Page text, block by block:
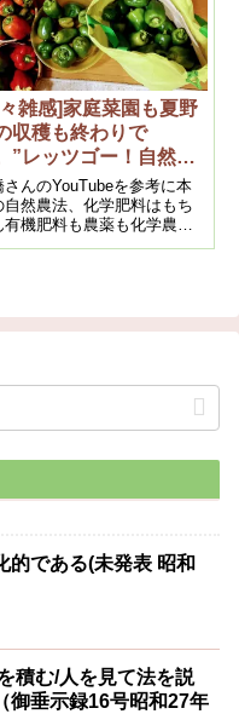
雑感]家庭菜園も夏野
収穫も終わりで
”レッツゴー！自然農
ギリスの展開をアッ
さんのYouTubeを参考に本
自然農法、化学肥料はもち
有機肥料も農薬も化学農薬
わる資材なども何も使わず
的である(未発表 昭和
積む/人を見て法を説
御垂示録16号昭和27年